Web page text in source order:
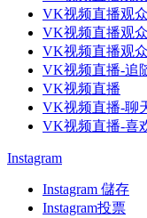
VK视频直播观
VK视频直播观
VK视频直播观
VK视频直播-追
VK视频直播
VK视频直播-聊
VK视频直播-喜
Instagram
Instagram 儲存
Instagram投票